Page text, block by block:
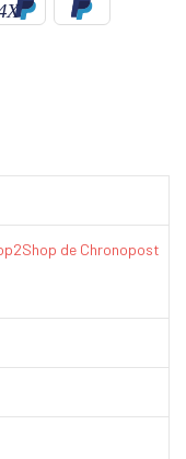
de Chronopost